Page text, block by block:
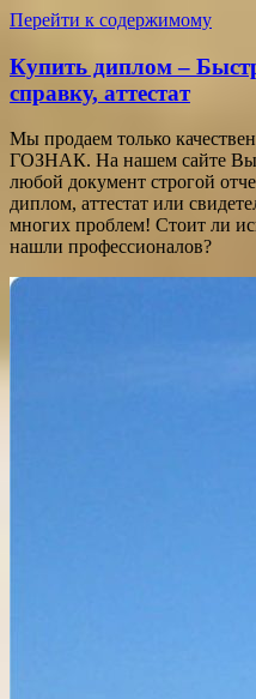
Перейти к содержимому
Купить диплом –
справку, аттестат
Мы продаем только
ГОЗНАК. На нашем сайте Вы
любой документ строгой
диплом, аттестат или
многих проблем! Стоит ли
нашли профессионалов?